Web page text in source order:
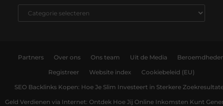
Partners Over ons Ons team Uit de Media
Registreer Website index Cookiebeleid (EU)
SEO Backlinks Kopen: Hoe Je Slim Investeert in Sterkere
Geld Verdienen via Internet: Ontdek Hoe Jij Online Inkomsten Kunt